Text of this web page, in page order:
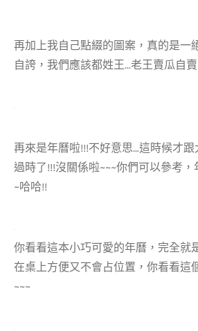
再加上我自己點綴的圖案，真的是一
自誇，我們應該都姓王…老王賣瓜自
再來是年曆啦!!!不好意思…這時候才
過時了!!!沒關係啦~~~你們可以參考
~哈哈!!
你看看這本小巧可愛的年曆，完全就
在桌上方便又不會占位置，你看看這
~~~